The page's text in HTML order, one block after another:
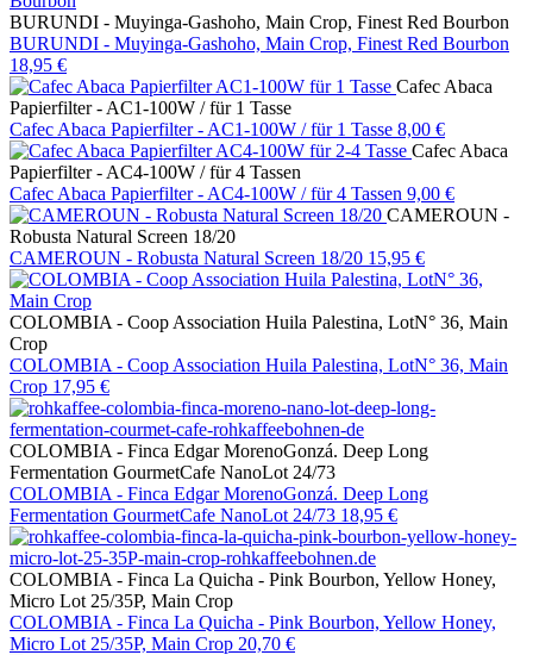
BURUNDI - Muyinga-Gashoho, Main Crop, Finest Red Bourbon
BURUNDI - Muyinga-Gashoho, Main Crop, Finest Red Bourbon
18,95 €
Cafec Abaca
Papierfilter - AC1-100W / für 1 Tasse
Cafec Abaca Papierfilter - AC1-100W / für 1 Tasse 8,00 €
Cafec Abaca
Papierfilter - AC4-100W / für 4 Tassen
Cafec Abaca Papierfilter - AC4-100W / für 4 Tassen 9,00 €
CAMEROUN -
Robusta Natural Screen 18/20
CAMEROUN - Robusta Natural Screen 18/20 15,95 €
COLOMBIA - Coop Association Huila Palestina, LotN° 36, Main
Crop
COLOMBIA - Coop Association Huila Palestina, LotN° 36, Main
Crop 17,95 €
COLOMBIA - Finca Edgar MorenoGonzá. Deep Long
Fermentation GourmetCafe NanoLot 24/73
COLOMBIA - Finca Edgar MorenoGonzá. Deep Long
Fermentation GourmetCafe NanoLot 24/73 18,95 €
COLOMBIA - Finca La Quicha - Pink Bourbon, Yellow Honey,
Micro Lot 25/35P, Main Crop
COLOMBIA - Finca La Quicha - Pink Bourbon, Yellow Honey,
Micro Lot 25/35P, Main Crop 20,70 €